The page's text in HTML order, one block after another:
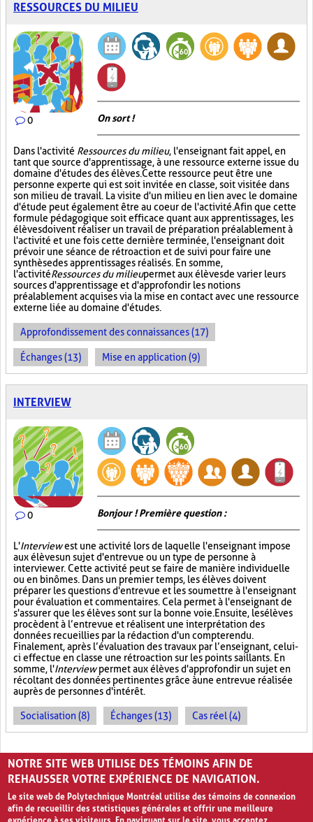
RESSOURCES DU MILIEU
0 On sort !
Dans l'activité Ressources du milieu, l'enseignant fait appel, en
tant que source d'apprentissage, à une ressource externe issue du
domaine d'études des élèves. Cette ressource peut être une
personne experte qui est soit invitée en classe, soit visitée dans
son milieu de travail. La visite d'un milieu en lien avec le domaine
d'étude peut également être au coeur de l'activité. Afin que cette
formule pédagogique soit efficace quant aux apprentissages, les
élèves doivent réaliser un travail de préparation préalablement à
l'activité et une fois cette dernière terminée, l'enseignant doit
prévoir une séance de rétroaction et de suivi pour faire une
synthèse des apprentissages réalisés. En somme,
l'activitéRessources du milieupermet aux élèves de varier leurs
sources d'apprentissage et d'approfondir les notions
préalablement acquises via la mise en contact avec une ressource
externe liée au domaine d'études.
Approfondissement des connaissances (17)
Échanges (13) Mise en application (9)
INTERVIEW
0 Bonjour ! Première question :
L'Interviewest une activité lors de laquelle l'enseignant impose
aux élèves un sujet d'entrevue ou un type de personne à
interviewer. Cette activité peut se faire de manière individuelle
ou en binômes. Dans un premier temps, les élèves doivent
préparer les questions d'entrevue et les soumettre à l'enseignant
pour évaluation et commentaires. Cela permet à l'enseignant de
s'assurer que les élèves sont sur la bonne voie. Ensuite, les élèves
procèdent à l’entrevue et réalisent une interprétation des
données recueillies par la rédaction d'un compte rendu.
Finalement, après l’évaluation des travaux par l’enseignant, celui-
ci effectue en classe une rétroaction sur les points saillants. En
somme, l'Interviewpermet aux élèves d'approfondir un sujet en
récoltant des données pertinentes grâce à une entrevue réalisée
auprès de personnes d'intérêt.
Socialisation (8) Échanges (13) Cas réel (4)
PAGES
1 2 › »
NOTRE SITE WEB UTILISE DES TÉMOINS AFIN DE
REHAUSSER VOTRE EXPÉRIENCE DE NAVIGATION.
Le site web de Polytechnique Montréal utilise des témoins de connexion
afin de recueillir des statistiques générales et offrir une meilleure